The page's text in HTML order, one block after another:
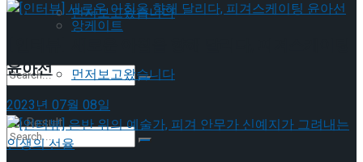
먼저보고왔습니다
No Result
앙케이트
먼저보고왔습니다
윤아선
2023년 07월 08일